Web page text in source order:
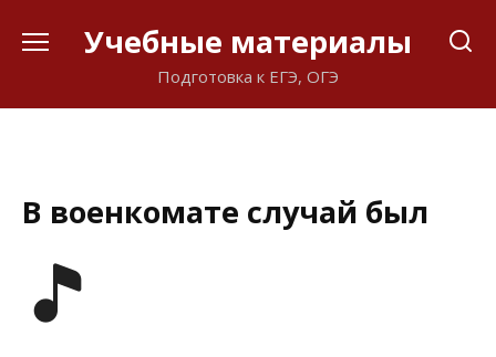
Учебные материалы
Подготовка к ЕГЭ, ОГЭ
В военкомате случай был